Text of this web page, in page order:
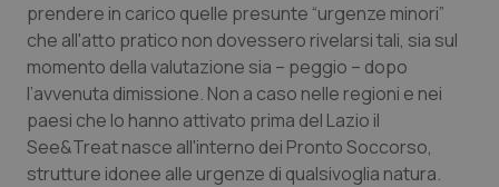
Oncologia & Nutrizione
Psoriasi & pelle
Quotidiano Cardiologia
prendere in carico quelle presunte “urgenze minori”
che all'atto pratico non dovessero rivelarsi tali, sia sul
momento della valutazione sia – peggio – dopo
l’avvenuta dimissione. Non a caso nelle regioni e nei
paesi che lo hanno attivato prima del Lazio il
See&Treat nasce all'interno dei Pronto Soccorso,
strutture idonee alle urgenze di qualsivoglia natura.